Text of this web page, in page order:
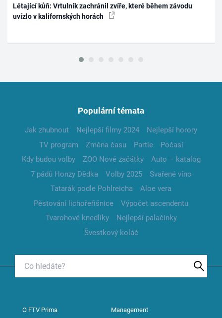
Létající kůň: Vrtulník zachránil zvíře, které během závodu
uvízlo v kalifornských horách
Populární témata
Jak zhubnout Nejlepší filmy 2024
Nejlepší horory
TV program
Změna času Partie
Počasí
Kdy budou volby
ZOO Nové začátky
Auto – katalog
7 pádů Honzy Dědka
Volby 2025
Svařené víno
Tatarák podle Pohlreicha
Aloe vera
Pěstování lichořeřišnice
Výpočet ascendentu
Tvarohové knedlíky
Nejlepší palačinky
Švestkový koláč
O FTV Prima Management